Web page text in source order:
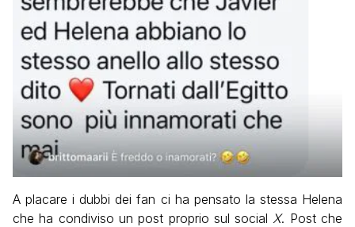
A placare i dubbi dei fan ci ha pensato la stessa Helena
che ha condiviso un post proprio sul social X. Post che